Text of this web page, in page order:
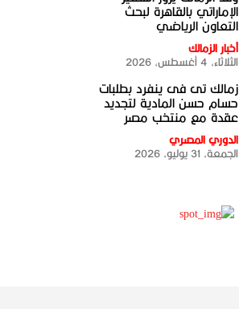
الإماراتي بالقاهرة لبحث
التعاون الرياضي
أخبار الزمالك
الثلاثاء، 4 أغسطس، 2026
زمالك تى فى ينفرد بطلبات
حسام حسن المادية لتجديد
عقدة مع منتخب مصر
الدوري المصري
الجمعة، 31 يوليو، 2026